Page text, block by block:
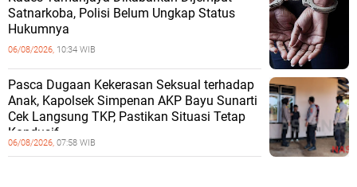
Satnarkoba, Polisi Belum Ungkap Status
Hukumnya
06/08/2026, 10:34 WIB
Pasca Dugaan Kekerasan Seksual terhadap
Anak, Kapolsek Simpenan AKP Bayu Sunarti
Cek Langsung TKP, Pastikan Situasi Tetap
Kondusif
06/08/2026, 07:58 WIB